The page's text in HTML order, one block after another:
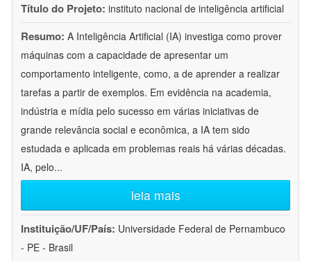
Título do Projeto: instituto nacional de inteligência artificial
Resumo: A Inteligência Artificial (IA) investiga como prover
máquinas com a capacidade de apresentar um
comportamento inteligente, como, a de aprender a realizar
tarefas a partir de exemplos. Em evidência na academia,
indústria e mídia pelo sucesso em várias iniciativas de
grande relevância social e econômica, a IA tem sido
estudada e aplicada em problemas reais há várias décadas.
IA, pelo...
leia mais
Instituição/UF/País: Universidade Federal de Pernambuco
- PE - Brasil